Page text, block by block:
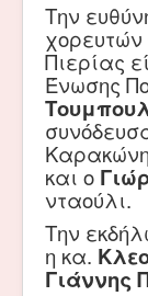
Την
Πιερίας
Ένωσης
και ο
νταούλι.
Την
η κα.
Γιάννης